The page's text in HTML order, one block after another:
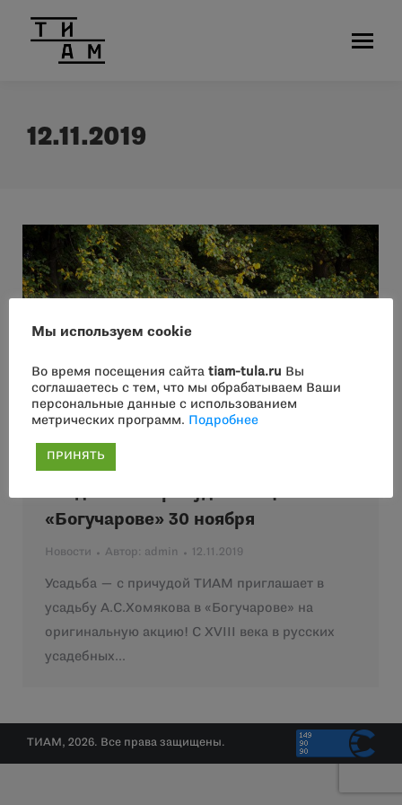
12.11.2019
«Богучарове» 30 ноября
Новости Автор: admin 12.11.2019
Усадьба — с причудой ТИАМ приглашает в
усадьбу А.С.Хомякова в «Богучарове» на
оригинальную акцию! С XVIII века в русских
усадебных…
ТИАМ, 2026. Все права защищены.
Мы используем cookie
Во время посещения сайта tiam-tula.ru Вы
соглашаетесь с тем, что мы обрабатываем Ваши
персональные данные с использованием
метрических программ.
Подробнее
ПРИНЯТЬ